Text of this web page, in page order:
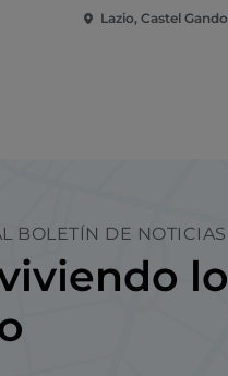
Lazio, Castel
BOLETÍN DE NOTICIAS
lo